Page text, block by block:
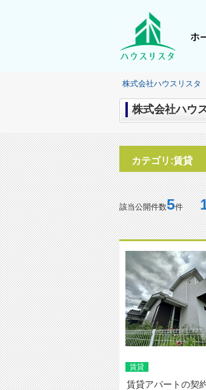
ホ
株式会社ハウスリスタ
株式会社ハウ
カテゴリ:賃貸
該当公開件数5件
賃貸
賃貸アパートの契